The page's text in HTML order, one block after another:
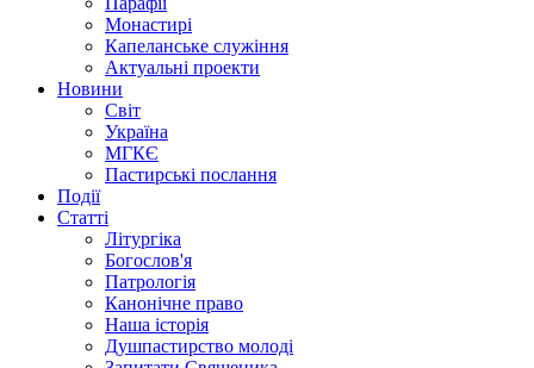
Монастирі
Капеланське служіння
Актуальні проекти
Новини
Світ
Україна
МГКЄ
Пастирські послання
Події
Статті
Літургіка
Богослов'я
Патрологія
Канонічне право
Наша історія
Душпастирство молоді